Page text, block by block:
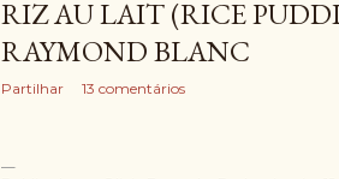
RIZ AU LAIT (RICE
RAYMOND BLANC
Partilhar 13 comentários